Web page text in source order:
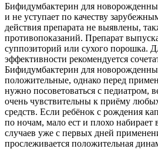
Бифидумбактерин для
и не уступает по качеству
действия препарата не выявлены,
противопоказаний. Препарат
суппозиторий или сухого порошка.
эффективности рекомендуется
Бифидумбактерин для
положительные, однако перед
нужно посоветоваться с педиатром,
очень чувствительны к приёму
средств. Если ребёнок с рождения
по ночам, мало ест и плохо набирает
случаев уже с первых дней
прослеживается положительная